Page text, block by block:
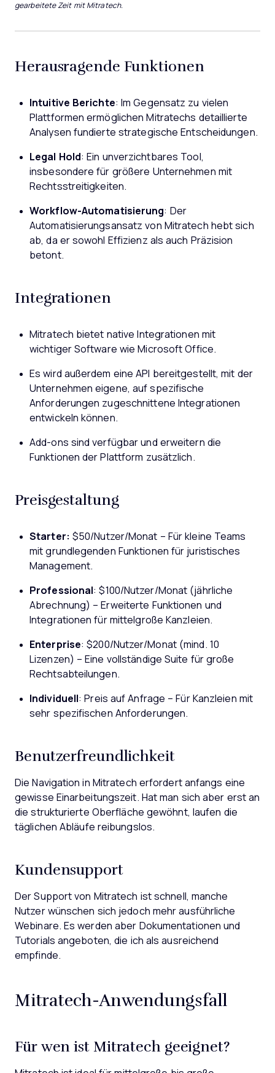
gearbeitete Zeit mit Mitratech.
Herausragende Funktionen
Intuitive Berichte: Im Gegensatz zu vielen
Plattformen ermöglichen Mitratechs detaillierte
Analysen fundierte strategische Entscheidungen.
Legal Hold : Ein unverzichtbares Tool,
insbesondere für größere Unternehmen mit
Rechtsstreitigkeiten.
Workflow-Automatisierung: Der
Automatisierungsansatz von Mitratech hebt sich
ab, da er sowohl Effizienz als auch Präzision
betont.
Integrationen
Mitratech bietet native Integrationen mit
wichtiger Software wie Microsoft Office.
Es wird außerdem eine API bereitgestellt, mit der
Unternehmen eigene, auf spezifische
Anforderungen zugeschnittene Integrationen
entwickeln können.
Add-ons sind verfügbar und erweitern die
Funktionen der Plattform zusätzlich.
Preisgestaltung
Starter: $50/Nutzer/Monat – Für kleine Teams
mit grundlegenden Funktionen für juristisches
Management.
Professional : $100/Nutzer/Monat (jährliche
Abrechnung) – Erweiterte Funktionen und
Integrationen für mittelgroße Kanzleien.
Enterprise: $200/Nutzer/Monat (mind. 10
Lizenzen) – Eine vollständige Suite für große
Rechtsabteilungen.
Individuell : Preis auf Anfrage – Für Kanzleien mit
sehr spezifischen Anforderungen.
Benutzerfreundlichkeit
Die Navigation in Mitratech erfordert anfangs eine
gewisse Einarbeitungszeit. Hat man sich aber erst an
die strukturierte Oberfläche gewöhnt, laufen die
täglichen Abläufe reibungslos.
Kundensupport
Der Support von Mitratech ist schnell, manche
Nutzer wünschen sich jedoch mehr ausführliche
Webinare. Es werden aber Dokumentationen und
Tutorials angeboten, die ich als ausreichend
empfinde.
Mitratech-Anwendungsfall
Für wen ist Mitratech geeignet?